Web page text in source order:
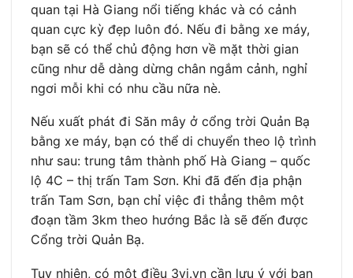
quan tại Hà Giang nổi tiếng khác và có cảnh
quan cực kỳ đẹp luôn đó. Nếu đi bằng xe máy,
bạn sẽ có thể chủ động hơn về mặt thời gian
cũng như dễ dàng dừng chân ngắm cảnh, nghỉ
ngơi mỗi khi có nhu cầu nữa nè.
Nếu xuất phát đi Săn mây ở cổng trời Quản Bạ
bằng xe máy, bạn có thể di chuyển theo lộ trình
như sau: trung tâm thành phố Hà Giang – quốc
lộ 4C – thị trấn Tam Sơn. Khi đã đến địa phận
trấn Tam Sơn, bạn chỉ việc đi thẳng thêm một
đoạn tầm 3km theo hướng Bắc là sẽ đến được
Cổng trời Quản Bạ.
Tuy nhiên, có một điều 3vi.vn cần lưu ý với bạn